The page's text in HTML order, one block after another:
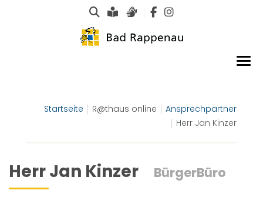
Suche
Leichte Sprache
Gebärdensprachen
Startseite R@thaus online
Ansprechpartner
Herr Jan Kinzer
Herr Jan Kinzer BürgerBüro